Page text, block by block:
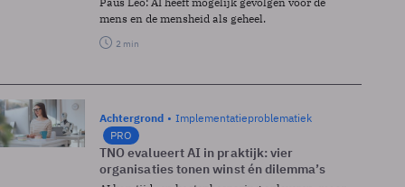
mens en de mensheid als geheel.
2 min
Achtergrond
Implementatieproblematiek
PRO
TNO evalueert AI in praktijk: vier
organisaties tonen winst én dilemma’s